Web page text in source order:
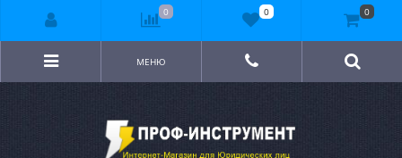
МЕНЮ
0 0 0